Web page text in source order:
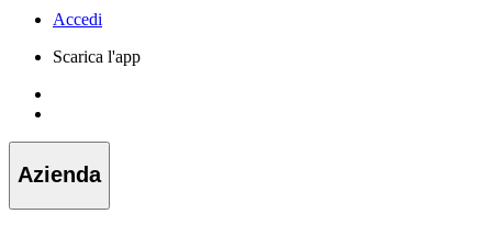
Accedi
Scarica l'app
Azienda